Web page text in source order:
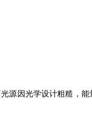
因光学设计粗糙，能